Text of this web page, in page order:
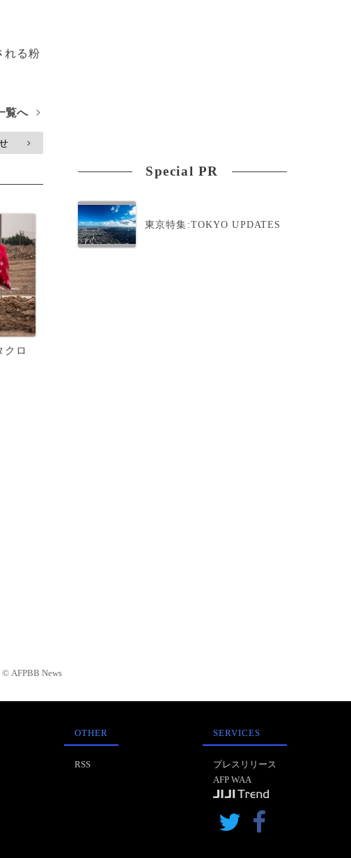
れる粉
覧へ >
>
クロ
Special PR
東京特集:TOKYO UPDATES
AFPBB News
OTHER
RSS
SERVICES
プレスリリース
AFP WAA